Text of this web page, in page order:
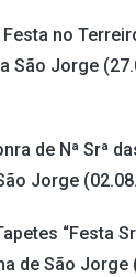
Festa no
São Jorge
de Nª Srª
Jorge
“Festa
de São Jorge